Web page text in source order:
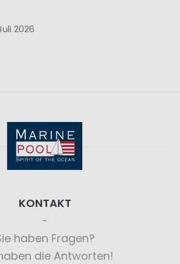
2026
KONTAKT
haben Fragen?
die Antworten!